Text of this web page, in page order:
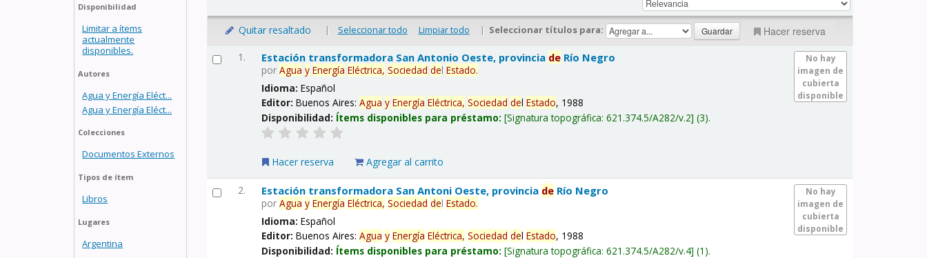
Disponibilidad
Limitar a ítems
actualmente
disponibles.
Autores
Agua y Energía Eléct...
Agua y Energía Eléct...
Colecciones
Documentos Externos
Tipos de ítem
Libros
Lugares
Argentina
Quitar resaltado | Seleccionar todo Limpiar todo | Seleccionar títulos para: Hacer reserva
1.
No hay
imagen de
cubierta
disponible
Estación transformadora San Antonio Oeste, provincia de Río Negro
porAgua y Energía Eléctrica, Sociedad delEstado.
Idioma:Español
Editor:Buenos Aires:Agua y Energía Eléctrica, Sociedad delEstado, 1988
Disponibilidad: Ítems disponibles para préstamo: Signatura topográfica:621.374.5/A282/v.2 (3).
Hacer reserva Agregar al carrito
2.
No hay
imagen de
cubierta
disponible
Estación transformadora San Antoni Oeste, provincia de Río Negro
porAgua y Energía Eléctrica, Sociedad delEstado.
Idioma:Español
Editor:Buenos Aires:Agua y Energía Eléctrica, Sociedad delEstado, 1988
Disponibilidad: Ítems disponibles para préstamo: Signatura topográfica:621.374.5/A282/v.4 (1).